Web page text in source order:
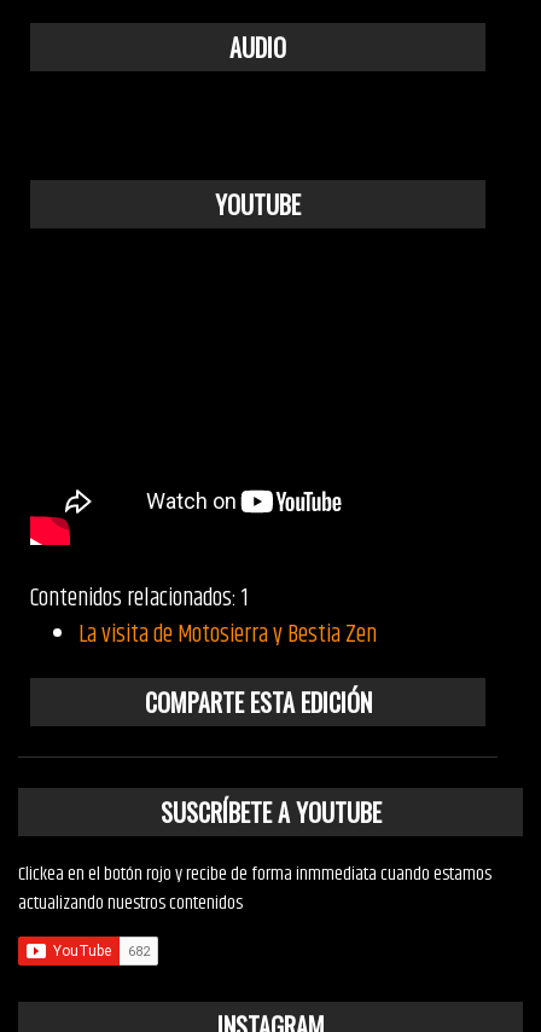
AUDIO
YOUTUBE
Contenidos relacionados: 1
La visita de Motosierra y Bestia Zen
COMPARTE ESTA EDICIÓN
SUSCRÍBETE A YOUTUBE
Clickea en el botón rojo y recibe de forma inmmediata cuando estamos
actualizando nuestros contenidos